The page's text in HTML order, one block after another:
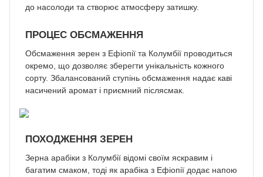
до насолоди та створює атмосферу затишку.
ПРОЦЕС ОБСМАЖЕННЯ
Обсмаження зерен з Ефіопії та Колумбії проводиться
окремо, що дозволяє зберегти унікальність кожного
сорту. Збалансований ступінь обсмаження надає каві
насичений аромат і приємний післясмак.
ПОХОДЖЕННЯ ЗЕРЕН
Зерна арабіки з Колумбії відомі своїм яскравим і
багатим смаком, тоді як арабіка з Ефіопії додає напою